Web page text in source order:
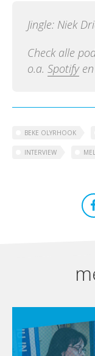
Jingle: Niek
Check alle
o.a. Spotify
BEKE OLYRHOOK
INTERVIEW